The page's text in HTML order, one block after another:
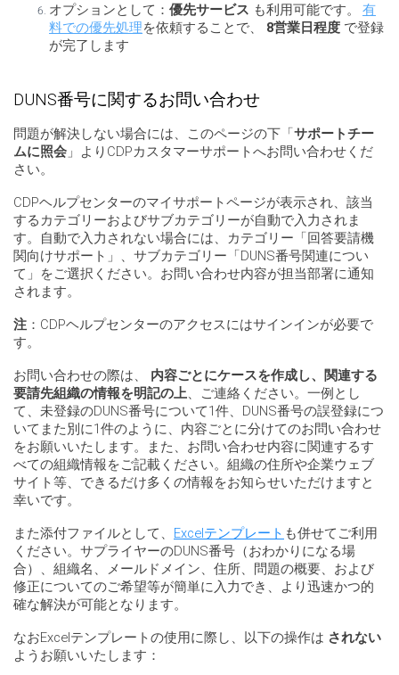
オプションとして： 優先サービス も利用可能です。
有
料での優先処理を依頼することで、 8営業日程度 で登録
が完了します
DUNS番号に関するお問い合わせ
問題が解決しない場合には、このページの下「サポートチー
ムに照会 」よりCDPカスタマーサポートへお問い合わせくだ
さい。
CDPヘルプセンターのマイサポートページが表示され、該当
するカテゴリーおよびサブカテゴリーが自動で入力されま
す。自動で入力されない場合には、カテゴリー「回答要請機
関向けサポート」、サブカテゴリー「DUNS番号関連につい
て」をご選択ください。お問い合わせ内容が担当部署に通知
されます。
注 ：CDPヘルプセンターのアクセスにはサインインが必要で
す。
お問い合わせの際は、 内容ごとにケースを作成し、関連する
要請先組織の情報を明記の上、ご連絡ください。一例とし
て、未登録のDUNS番号について1件、DUNS番号の誤登録につ
いてまた別に1件のように、内容ごとに分けてのお問い合わせ
をお願いいたします。また、お問い合わせ内容に関連するす
べての組織情報をご記載ください。組織の住所や企業ウェブ
サイト等、できるだけ多くの情報をお知らせいただけますと
幸いです。
また添付ファイルとして、 Excelテンプレート も併せてご利用
ください。サプライヤーのDUNS番号（おわかりになる場
合）、組織名、メールドメイン、住所、問題の概要、および
修正についてのご希望等が簡単に入力でき、より迅速かつ的
確な解決が可能となります。
なおExcelテンプレートの使用に際し、以下の操作は されない
ようお願いいたします：